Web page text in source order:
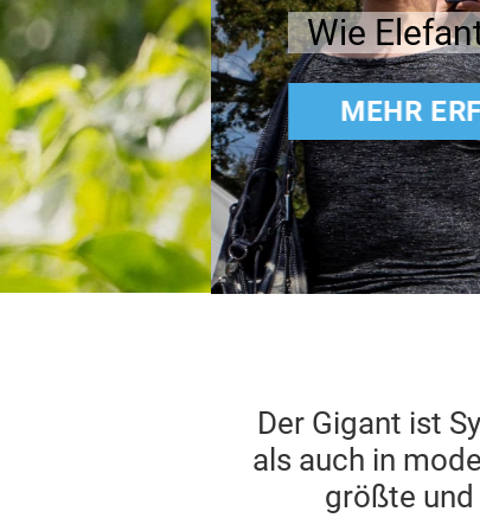
Wie Elefanten als
MEHR ERFAHREN
Der Gigant ist
als auch in
größte